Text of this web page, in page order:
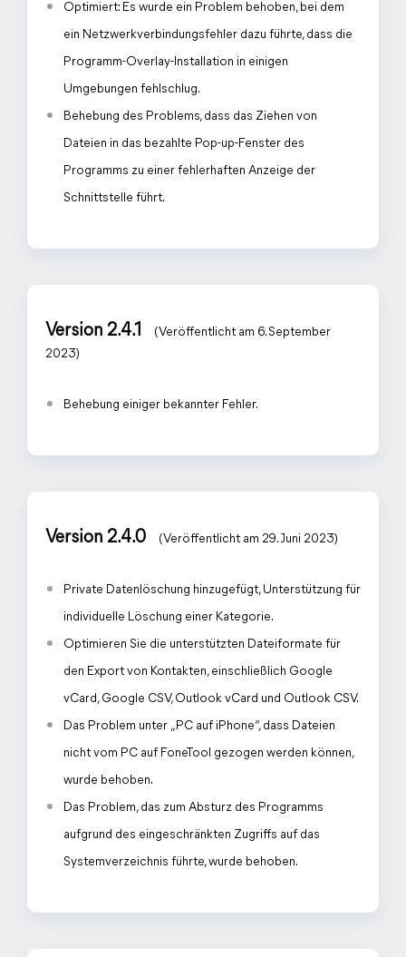
Optimiert: Es wurde ein Problem behoben, bei dem
ein Netzwerkverbindungsfehler dazu führte, dass die
Programm-Overlay-Installation in einigen
Umgebungen fehlschlug.
Behebung des Problems, dass das Ziehen von
Dateien in das bezahlte Pop-up-Fenster des
Programms zu einer fehlerhaften Anzeige der
Schnittstelle führt.
Version 2.4.1
(Veröffentlicht am 6. September
2023)
Behebung einiger bekannter Fehler.
Version 2.4.0 (Veröffentlicht am 29. Juni 2023)
Private Datenlöschung hinzugefügt, Unterstützung für
individuelle Löschung einer Kategorie.
Optimieren Sie die unterstützten Dateiformate für
den Export von Kontakten, einschließlich Google
vCard, Google CSV, Outlook vCard und Outlook CSV.
Das Problem unter „PC auf iPhone“, dass Dateien
nicht vom PC auf FoneTool gezogen werden können,
wurde behoben.
Das Problem, das zum Absturz des Programms
aufgrund des eingeschränkten Zugriffs auf das
Systemverzeichnis führte, wurde behoben.